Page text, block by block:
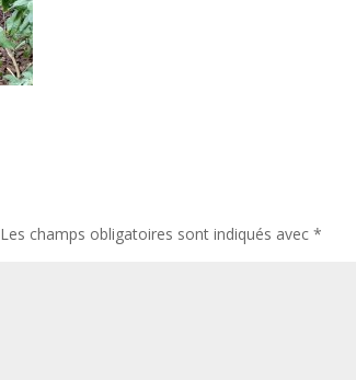
Les champs obligatoires sont indiqués avec*